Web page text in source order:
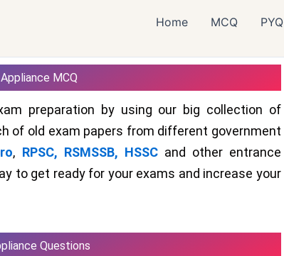
Home MCQ PYQ
MCQ
preparation by using our big collection of
of old exam papers from different government
, RPSC, RSMSSB, HSSC and other entrance
to get ready for your exams and increase your
Questions